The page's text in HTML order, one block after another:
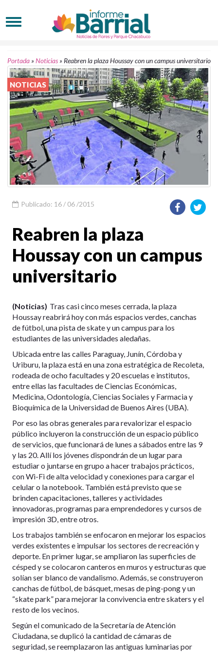
Portada »Noticias » Reabren la plaza Houssay con un campus universitario
NOTICIAS
Publicado: 16 / 06 /2015
Reabren la plaza
Houssay con un campus
universitario
(Noticias) Tras casi cinco meses cerrada, la plaza
Houssay reabrirá hoy con más espacios verdes, canchas
de fútbol, una pista de skate y un campus para los
estudiantes de las universidades aledañas.
Ubicada entre las calles Paraguay, Junín, Córdoba y
Uriburu, la plaza está en una zona estratégica de Recoleta,
rodeada de ocho facultades y 20 escuelas e institutos,
entre ellas las facultades de Ciencias Económicas,
Medicina, Odontología, Ciencias Sociales y Farmacia y
Bioquímica de la Universidad de Buenos Aires (UBA).
Por eso las obras generales para revalorizar el espacio
público incluyeron la construcción de un espacio público
de servicios, que funcionará de lunes a sábados entre las 9
y las 20. Allí los jóvenes dispondrán de un lugar para
estudiar o juntarse en grupo a hacer trabajos prácticos,
con Wi-Fi de alta velocidad y conexiones para cargar el
celular o la notebook. También está previsto que se
brinden capacitaciones, talleres y actividades
innovadoras, programas para emprendedores y cursos de
impresión 3D, entre otros.
Los trabajos también se enfocaron en mejorar los espacios
verdes existentes e impulsar los sectores de recreación y
deporte. En primer lugar, se ampliaron las superficies de
césped y se colocaron canteros en muros y estructuras que
solían ser blanco de vandalismo. Además, se construyeron
canchas de fútbol, de básquet, mesas de ping-pong y un
“skate park” para mejorar la convivencia entre skaters y el
resto de los vecinos.
Según el comunicado de la Secretaría de Atención
Ciudadana, se duplicó la cantidad de cámaras de
seguridad, se reemplazaron las antiguas luminarias por